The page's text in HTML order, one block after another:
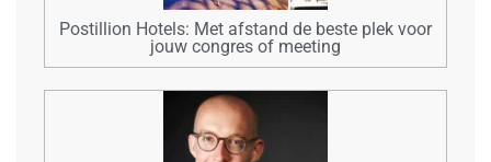
Postillion Hotels: Met afstand de beste plek voor
jouw congres of meeting